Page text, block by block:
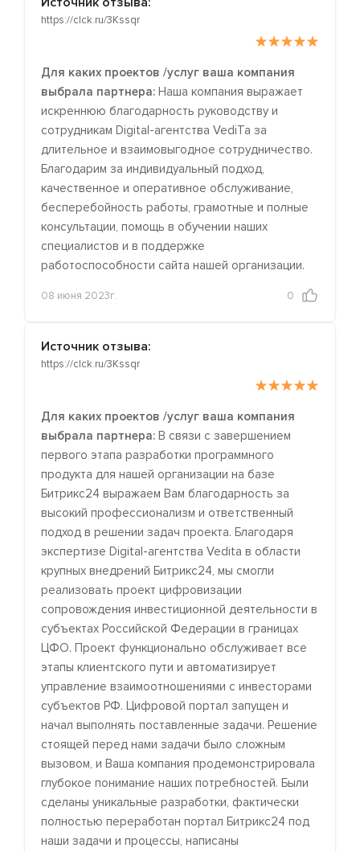
https://clck.ru/3Kssqr
Для каких проектов /услуг ваша компания
выбрала партнера: Наша компания выражает
искреннюю благодарность руководству и
сотрудникам Digital-агентства VediTa за
длительное и взаимовыгодное сотрудничество.
Благодарим за индивидуальный подход,
качественное и оперативное обслуживание,
бесперебойность работы, грамотные и полные
консультации, помощь в обучении наших
специалистов и в поддержке
работоспособности сайта нашей организации.
08 июня 2023г. 0
Источник отзыва:
https://clck.ru/3Kssqr
Для каких проектов /услуг ваша компания
выбрала партнера: В связи с завершением
первого этапа разработки программного
продукта для нашей организации на базе
Битрикс24 выражаем Вам благодарность за
высокий профессионализм и ответственный
подход в решении задач проекта. Благодаря
экспертизе Digital-агентства Vedita в области
крупных внедрений Битрикс24, мы смогли
реализовать проект цифровизации
сопровождения инвестиционной деятельности в
субъектах Российской Федерации в границах
ЦФО. Проект функционально обслуживает все
этапы клиентского пути и автоматизирует
управление взаимоотношениями с инвесторами
субъектов РФ. Цифровой портал запущен и
начал выполнять поставленные задачи. Решение
стоящей перед нами задачи было сложным
вызовом, и Ваша компания продемонстрировала
глубокое понимание наших потребностей. Были
сделаны уникальные разработки, фактически
полностью переработан портал Битрикс24 под
наши задачи и процессы, написаны